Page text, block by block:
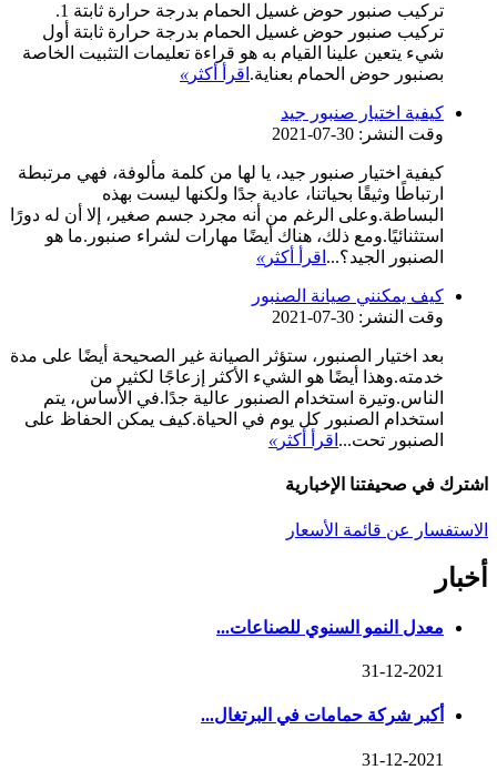
تركيب صنبور حوض غسيل الحمام بدرجة حرارة ثابتة 1.
تركيب صنبور حوض غسيل الحمام بدرجة حرارة ثابتة أول
شيء يتعين علينا القيام به هو قراءة تعليمات التثبيت الخاصة
بصنبور حوض الحمام بعناية. اقرأ أكثر »
كيفية اختيار صنبور جيد
وقت النشر: 30-07-2021
كيفية اختيار صنبور جيد، يا لها من كلمة مألوفة، فهي مرتبطة
ارتباطًا وثيقًا بحياتنا، عادية جدًا ولكنها ليست بهذه
البساطة.وعلى الرغم من أنه مجرد جسم صغير، إلا أن له دورًا
استثنائيًا.ومع ذلك، هناك أيضًا مهارات لشراء صنبور.ما هو
الصنبور الجيد؟... اقرأ أكثر »
كيف يمكنني صيانة الصنبور
وقت النشر: 30-07-2021
بعد اختيار الصنبور، ستؤثر الصيانة غير الصحيحة أيضًا على مدة
خدمته.وهذا أيضًا هو الشيء الأكثر إزعاجًا لكثير من
الناس.وتيرة استخدام الصنبور عالية جدًا.في الأساس، يتم
استخدام الصنبور كل يوم في الحياة.كيف يمكن الحفاظ على
الصنبور تحت... اقرأ أكثر »
اشترك في صحيفتنا الإخبارية
الاستفسار عن قائمة الأسعار
أخبار
معدل النمو السنوي للصناعات...
31-12-2021
أكبر شركة حمامات في البرتغال...
31-12-2021